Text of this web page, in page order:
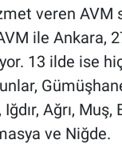
veren AVM
ile Ankara,
13 ilde ise
Ağrı, Muş,
ve Niğde.